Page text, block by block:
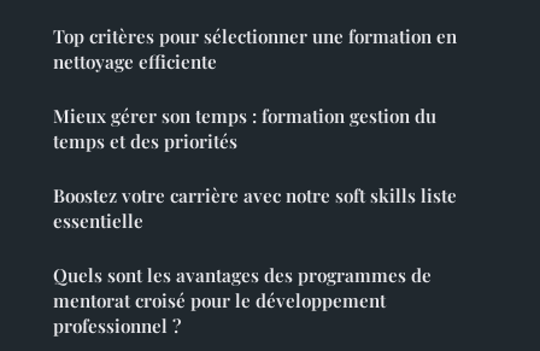
Top critères pour sélectionner une formation en
nettoyage efficiente
Mieux gérer son temps : formation gestion du
temps et des priorités
Boostez votre carrière avec notre soft skills liste
essentielle
Quels sont les avantages des programmes de
mentorat croisé pour le développement
professionnel ?